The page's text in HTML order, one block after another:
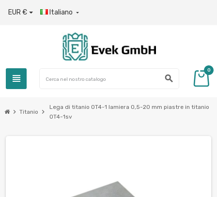
EUR € Italiano 
view_headline search
0
chevron_right Titanio chevron_right
Lega di titanio OT4-1 lamiera 0,5-20 mm piastre in titanio
OT4-1sv